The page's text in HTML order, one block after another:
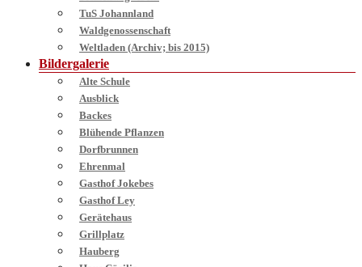
TuS Johannland
Waldgenossenschaft
Weltladen (Archiv; bis 2015)
Bildergalerie
Alte Schule
Ausblick
Backes
Blühende Pflanzen
Dorfbrunnen
Ehrenmal
Gasthof Jokebes
Gasthof Ley
Gerätehaus
Grillplatz
Hauberg